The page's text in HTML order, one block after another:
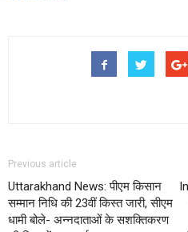
Previous article
Uttarakhand News: पीएम किसान
सम्मान निधि की 23वीं किस्त जारी, सीएम
धामी बोले- अन्नदाताओं के सशक्तिकरण